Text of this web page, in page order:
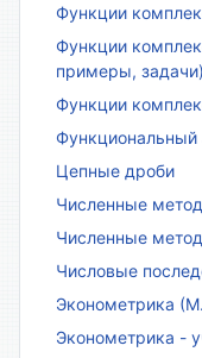
Функции
Функции
примеры, задачи)
Функции
Функциональный
Цепные дроби
Численные
Численные
Числовые
Эконометрика
Эконометрика -